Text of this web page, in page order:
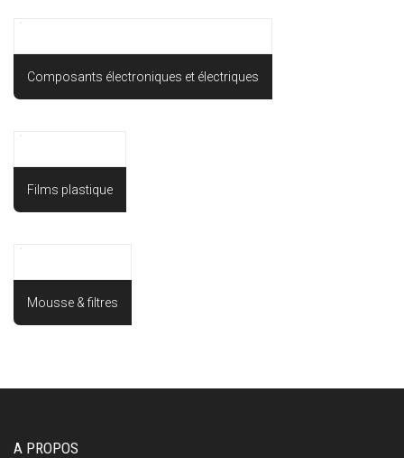
Composants électroniques et électriques
Films plastique
Mousse & filtres
A PROPOS